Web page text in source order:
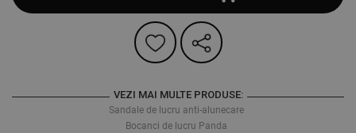
VEZI MAI MULTE PRODUSE:
Sandale de lucru anti-alunecare
Bocanci de lucru Panda